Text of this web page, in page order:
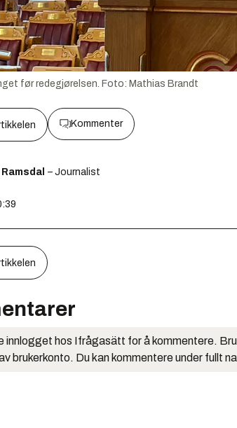
før redegjørelsen. Foto: Mathias Brandt
Kommenter
– Journalist
innlogget hos Ifrågasätt for å kommentere.
brukerkonto. Du kan kommentere under fullt